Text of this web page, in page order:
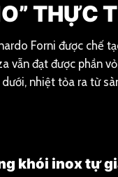
THỰC
Forni được chế
vẫn đạt được phần
nhiệt tỏa ra từ
khói inox tự